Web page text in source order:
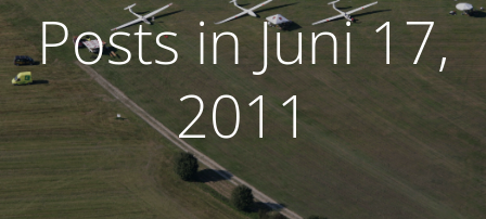
Posts in Juni 17,
2011